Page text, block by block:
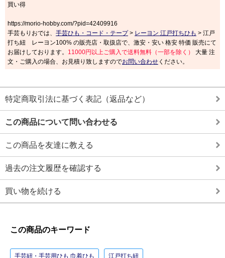
買い得
https://morio-hobby.com/?pid=42409916
手芸もりおでは、 手芸ひも・コード・テープ> レーヨン 江戸打ちひも > 江戸
打ち紐 レーヨン100% の販売店・取扱店で、激安・安い 格安 特価 販売にて
お届けしております。 11000円以上ご購入で送料無料（一部を除く）
大量 注
文・ご購入の場合、お見積り致しますのでお問い合わせ ください。
特定商取引法に基づく表記（返品など）
この商品について問い合わせる
この商品を友達に教える
過去の注文履歴を確認する
買い物を続ける
この商品のキーワード
手芸紐・手芸用ひも 巾着ひも 江戸打ち紐